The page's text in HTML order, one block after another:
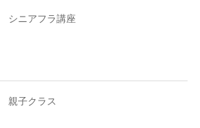
シニアフラ講座
親子クラス